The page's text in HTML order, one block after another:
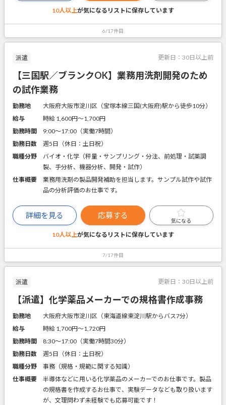
10人以上が気になるリストに保存しています
6/17件目
派遣 更新日： 30日以上前
【三国駅／ブランクOK】業務用洗剤開発のため
の試作業務
勤務地
大阪府大阪市淀川区（宝塚本線三国(大阪府)駅から徒歩10分）
給与
時給 1,600円〜1,700円
勤務時間
9:00～17:00（実働7時間）
勤務日数
週5日（休日：土日祝）
職種分野
バイオ・化学（秤量・サンプリング・分注、前処理・試薬調
製、手分析、機器分析、開発・試作）
仕事概要
業務用洗剤の製品開発補助を担当します。サンプル試作や試作
品の分析評価のお仕事です。
詳細を見る 応募する
気になる
10人以上が気になるリストに保存しています
7/17件目
派遣 更新日： 30日以上前
【派遣】化学薬品メーカーでの規格書作成事務
勤務地
大阪府大阪市淀川区（東海道線東淀川駅からバス7分）
給与
時給 1,700円〜1,720円
勤務時間
8:30～17:00（実働7時間30分）
勤務日数
週5日（休日：土日祝）
職種分野
事務（規格・規範に関する知識）
仕事概要
半導体などに用いる化学薬品のメーカーでのお仕事です。製品
の規格書を作成するお仕事で、実験データなども取り扱います
が、文理問わず未経験でも応募可能です！